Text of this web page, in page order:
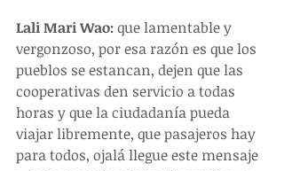
Lali Mari Wao: que lamentable y
vergonzoso, por esa razón es que los
pueblos se estancan, dejen que las
cooperativas den servicio a todas
horas y que la ciudadanía pueda
viajar libremente, que pasajeros hay
para todos, ojalá llegue este mensaje